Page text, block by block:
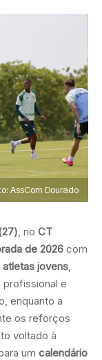
AssCom Dourado
, no CT
de 2026 com
atletas jovens,
e
enquanto a
os reforços
voltado à
um calendário